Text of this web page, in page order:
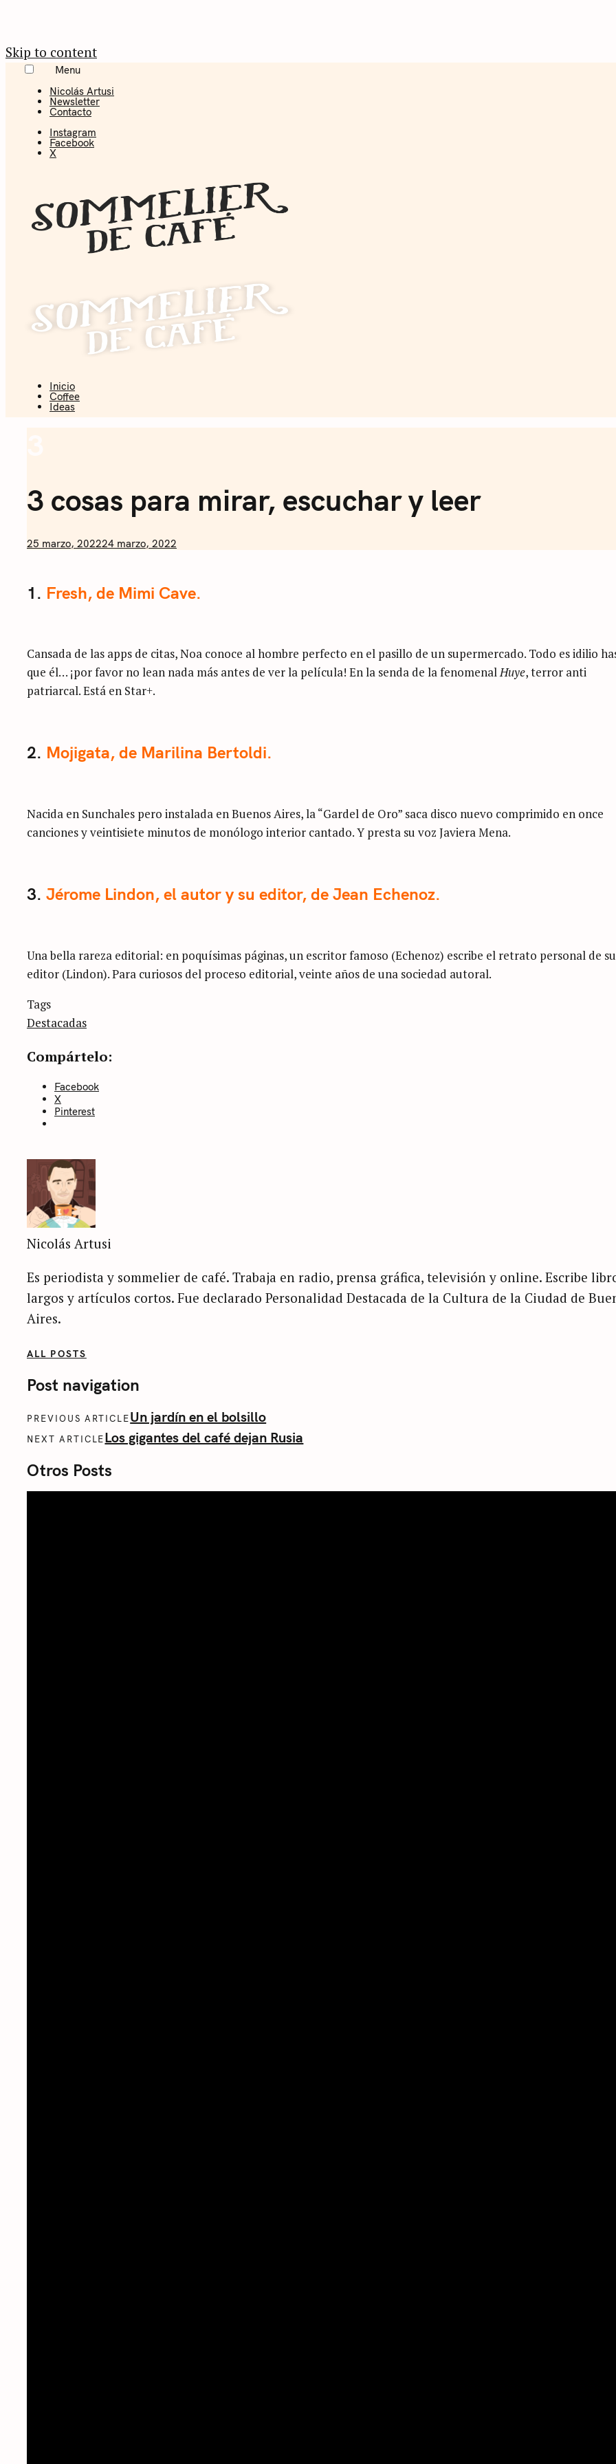
Skip to content
Menu
Nicolás Artusi
Newsletter
Contacto
Instagram
Facebook
X
Coffee + Ideas
Inicio
Coffee
Ideas
3 cosas para mirar, escuchar y leer
by
25 marzo, 202224 marzo, 2022
1. Fresh, de Mimi Cave.
Cansada de las apps de citas, Noa conoce al hombre perfecto en el pasillo de un supermercado. Todo es idilio
que él… ¡por favor no lean nada más antes de ver la película! En la senda de la fenomenalHuye, terror anti
patriarcal. Está en Star+.
2. Mojigata, de Marilina Bertoldi.
Nacida en Sunchales pero instalada en Buenos Aires, la “Gardel de Oro” saca disco nuevo comprimido en once
canciones y veintisiete minutos de monólogo interior cantado. Y presta su voz Javiera Mena.
3. Jérome Lindon, el autor y su editor, de Jean Echenoz.
Una bella rareza editorial: en poquísimas páginas, un escritor famoso (Echenoz) escribe el retrato personal de su
editor (Lindon). Para curiosos del proceso editorial, veinte años de una sociedad autoral.
Categories
categoría
Tags
Destacadas
Compártelo:
Facebook
X
Pinterest
Nicolás Artusi
Es periodista y sommelier de café. Trabaja en radio, prensa gráfica, televisión y online. Escribe
largos y artículos cortos. Fue declarado Personalidad Destacada de la Cultura de la Ciudad de
Aires.
ALL POSTS
Post navigation
PREVIOUS ARTICLEUn jardín en el bolsillo
NEXT ARTICLELos gigantes del café dejan Rusia
Otros Posts